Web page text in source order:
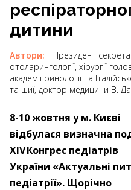
дитини
Автори:
Президент
отоларингології, хірургії
академії ринології та
та шиї, доктор медицини В.
8-10 жовтня у м. Києві
відбулася визначна
XIV Конгрес педіатрів
України «Актуальні
педіатрії». Щорічно